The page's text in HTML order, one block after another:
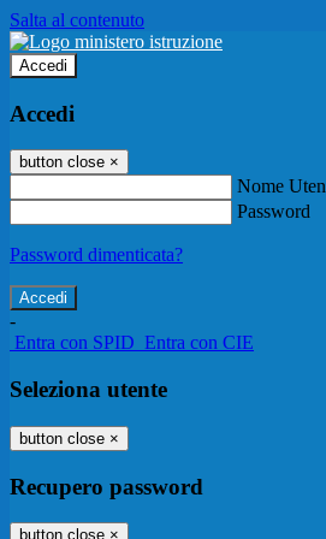
Salta al contenuto
Accedi
Accedi
button close ×
Nome
Password
Password dimenticata?
-
Entra con SPID Entra con CIE
Seleziona utente
button close ×
Recupero password
button close ×